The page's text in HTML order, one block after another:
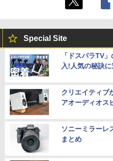
Special Site
「ドスパラTV
入!人気の秘訣
クリエイティブ
アオーディオス
ソニーミラーレ
まとめ